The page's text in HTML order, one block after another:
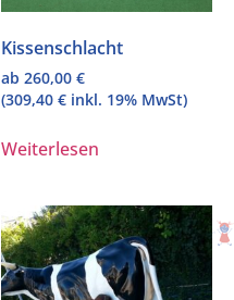
Kissenschlacht
ab 260,00 €
(309,40 € inkl. 19% MwSt)
Weiterlesen